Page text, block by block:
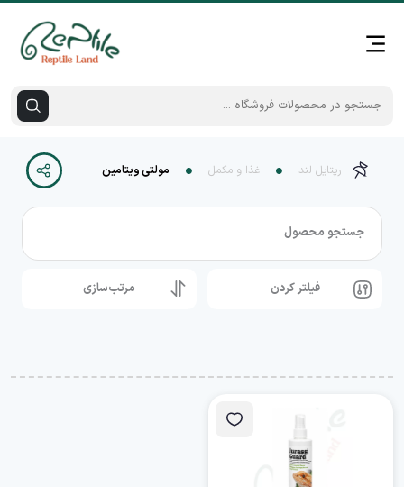
رپتایل لند غذا و مکمل مولتی ویتامین
جستجو محصول
فیلتر کردن مرتب‌سازی